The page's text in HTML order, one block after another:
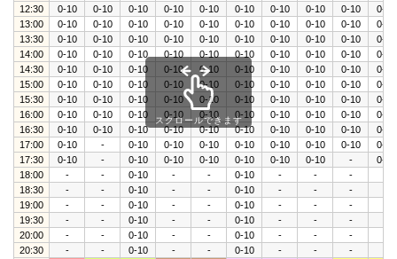
12:30
0-10 0-10 0-10 0-10 0-10 0-10 0-10 0-10 0-10
0-10
13:00
0-10 0-10 0-10 0-10 0-10 0-10 0-10 0-10 0-10
0-10
13:30
0-10 0-10 0-10 0-10 0-10 0-10 0-10 0-10 0-10
0-10
14:00
0-10 0-10 0-10 0-10 0-10 0-10 0-10 0-10 0-10
0-10
14:30
0-10 0-10 0-10 0-10 0-10 0-10 0-10 0-10 0-10
0-10
15:00
0-10 0-10 0-10 0-10 0-10 0-10 0-10 0-10 0-10
0-10
15:30
0-10 0-10 0-10 0-10 0-10 0-10 0-10 0-10 0-10
0-10
16:00
0-10 0-10 0-10 0-10 0-10 0-10 0-10 0-10 0-10
0-10
16:30
0-10 0-10 0-10 0-10 0-10 0-10 0-10 0-10 0-10
0-10
17:00
0-10 - 0-10 0-10 0-10 0-10 0-10 0-10 0-10
0-10
17:30
0-10 - 0-10 0-10 0-10 0-10 0-10 0-10 -
0-10
18:00
- - 0-10 - - 0-10 - - -
18:30
- - 0-10 - - 0-10 - - -
19:00
- - 0-10 - - 0-10 - - -
19:30
- - 0-10 - - 0-10 - - -
20:00
- - 0-10 - - 0-10 - - -
20:30
- - 0-10 - - 0-10 - - -
スクロールできます